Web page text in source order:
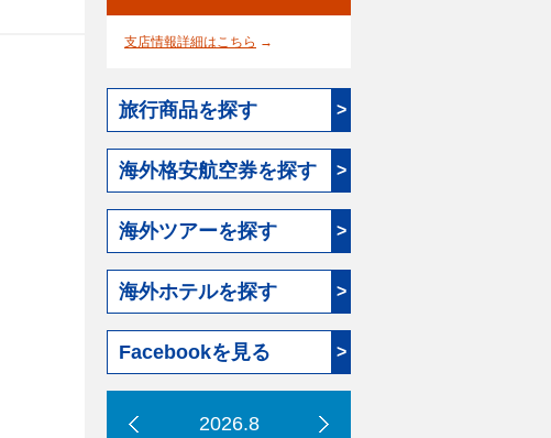
支店情報詳細はこちら →
旅行商品を探す >
海外格安航空券を探す >
海外ツアーを探す >
海外ホテルを探す >
Facebookを見る >
2026.8